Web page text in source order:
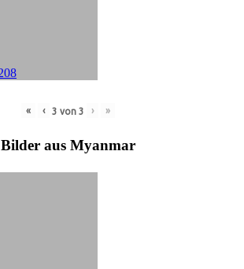
« ‹ 3 von 3 › »
Bilder aus Myanmar